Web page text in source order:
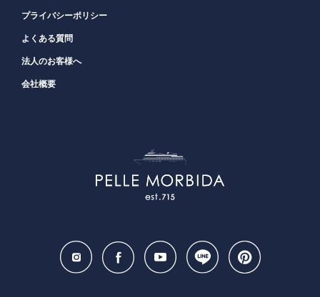
プライバシーポリシー
よくある質問
法人のお客様へ
会社概要